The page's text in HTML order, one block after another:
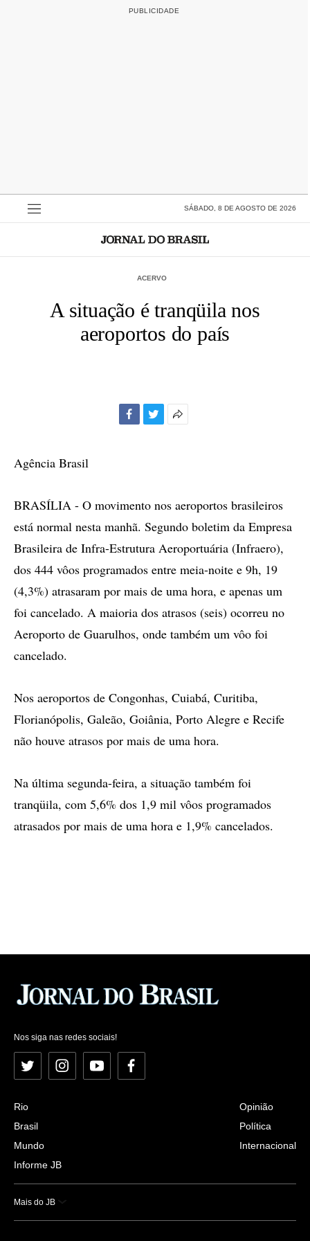
SÁBADO, 8 DE AGOSTO DE 2026
ACERVO
A situação é tranqüila nos
aeroportos do país
Agência Brasil
BRASÍLIA - O movimento nos aeroportos brasileiros
está normal nesta manhã. Segundo boletim da Empresa
Brasileira de Infra-Estrutura Aeroportuária (Infraero),
dos 444 vôos programados entre meia-noite e 9h, 19
(4,3%) atrasaram por mais de uma hora, e apenas um
foi cancelado. A maioria dos atrasos (seis) ocorreu no
Aeroporto de Guarulhos, onde também um vôo foi
cancelado.
Nos aeroportos de Congonhas, Cuiabá, Curitiba,
Florianópolis, Galeão, Goiânia, Porto Alegre e Recife
não houve atrasos por mais de uma hora.
Na última segunda-feira, a situação também foi
tranqüila, com 5,6% dos 1,9 mil vôos programados
atrasados por mais de uma hora e 1,9% cancelados.
Nos siga nas redes sociais!
Twitter InstagramYouTubeFacebook
Rio
Brasil
Mundo
Informe JB
Opinião
Política
Internacional
Mais do JB
Esportes